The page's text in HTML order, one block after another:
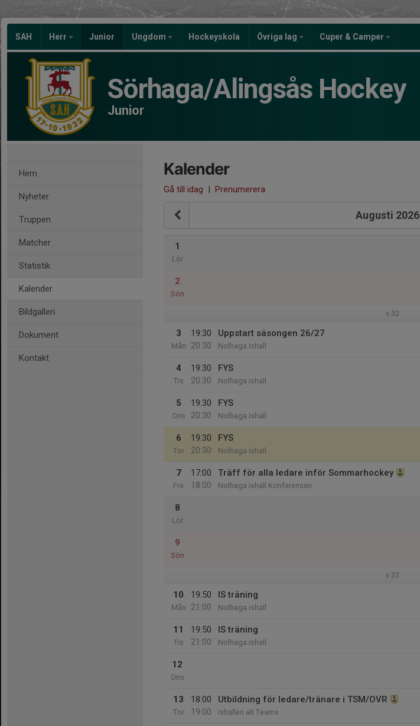
SAH Herr Junior Ungdom Hockeyskola Övriga lag Cuper & Camper
Sörhaga/Alingsås Hockey
Junior
Hem
Nyheter
Truppen
Matcher
Statistik
Kalender
Bildgalleri
Dokument
Kontakt
Kalender
Gå till idag | Prenumerera
Augusti 2026
1
Lör
2
Sön
v.32
3
Mån
19:30
20:30
Uppstart säsongen 26/27
Nolhaga ishall
4
Tis
19:30
20:30
FYS
Nolhaga ishall
5
Ons
19:30
20:30
FYS
Nolhaga ishall
6
Tor
19:30
20:30
FYS
Nolhaga ishall
7
Fre
17:00
18:00
Träff för alla ledare inför Sommarhockey
Nolhaga ishall Konferensen
8
Lör
9
Sön
v.33
10
Mån
19:50
21:00
IS träning
Nolhaga ishall
11
Tis
19:50
21:00
IS träning
Nolhaga ishall
12
Ons
13
Tor
18:00
19:00
Utbildning för ledare/tränare i TSM/OVR
Ishallen alt Teams